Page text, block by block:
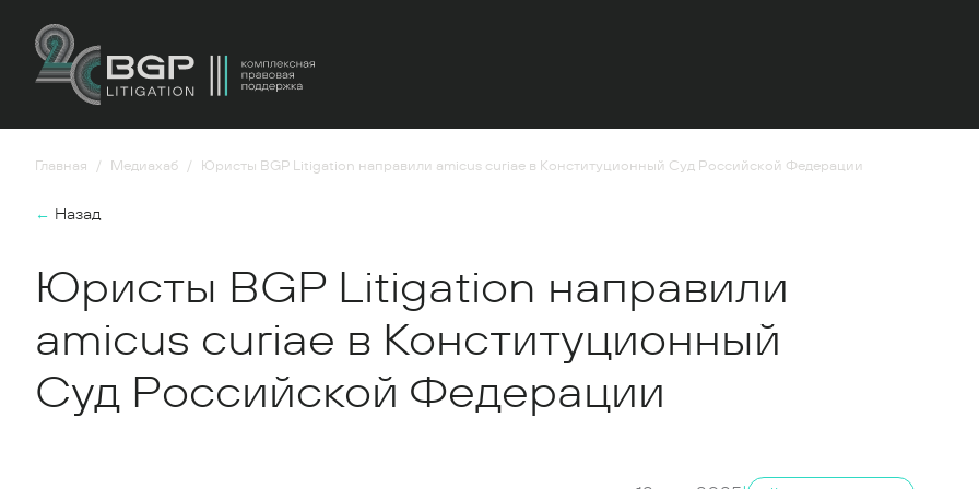
Главная Медиахаб Юристы BGP Litigation направили amicus curiae в Конституционный Суд Российской Федерации
← Назад
Юристы BGP Litigation направили
amicus curiae в Конституционный
Суд Российской Федерации